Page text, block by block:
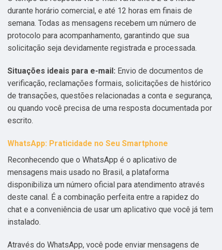
durante horário comercial, e até 12 horas em finais de
semana. Todas as mensagens recebem um número de
protocolo para acompanhamento, garantindo que sua
solicitação seja devidamente registrada e processada.
Situações ideais para e-mail: Envio de documentos de
verificação, reclamações formais, solicitações de histórico
de transações, questões relacionadas a conta e segurança,
ou quando você precisa de uma resposta documentada por
escrito.
WhatsApp: Praticidade no Seu Smartphone
Reconhecendo que o WhatsApp é o aplicativo de
mensagens mais usado no Brasil, a plataforma
disponibiliza um número oficial para atendimento através
deste canal. É a combinação perfeita entre a rapidez do
chat e a conveniência de usar um aplicativo que você já tem
instalado.
Através do WhatsApp, você pode enviar mensagens de